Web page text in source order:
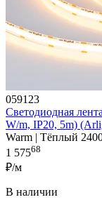
059123
Светодиодная
W/m, IP20, 5m)
Warm | Тёплый
1 57568
₽/м
В наличии